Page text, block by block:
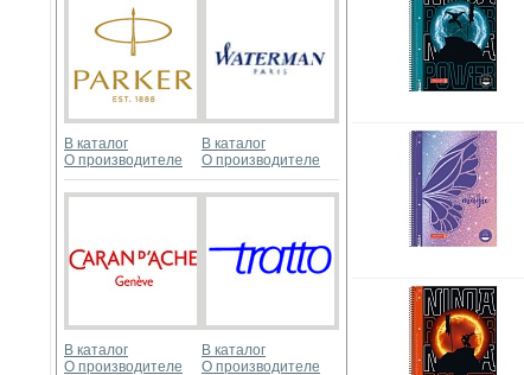
В каталог
О производителе
В каталог
О производителе
В каталог
О производителе
В каталог
О производителе